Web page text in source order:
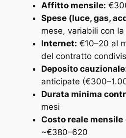
Affitto mensile:
Spese (luce, gas,
mese, variabili con
Internet: €10–20 al
del contratto
Deposito
anticipate
Durata minima
mesi
Costo reale
~€380–620